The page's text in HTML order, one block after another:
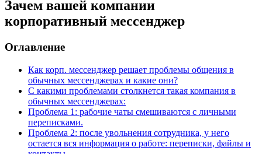
Зачем вашей компании
корпоративный мессенджер
Оглавление
Как корп. мессенджер решает проблемы общения в
обычных мессенджерах и какие они?
С какими проблемами столкнется такая компания в
обычных мессенджерах:
Проблема 1: рабочие чаты смешиваются с личными
переписками.
Проблема 2: после увольнения сотрудника, у него
остается вся информация о работе: переписки, файлы и